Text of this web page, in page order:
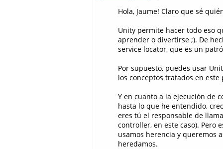
Hola, Jaume! Claro que sé
Unity permite hacer todo eso
aprender o divertirse ;). De
service locator, que es un
Por supuesto, puedes usar
los conceptos tratados en este
Y en cuanto a la ejecución de
hasta lo que he entendido,
eres tú el responsable de
controller, en este caso). Pero
usamos herencia y queremos
heredamos.